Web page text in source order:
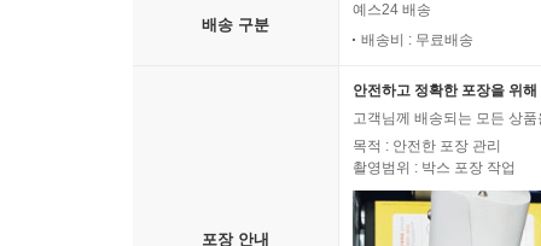
“더없이 매력적이다! 이 책은 오랫동안 정의를 실
다루고 있는 주제는 묵직하지만, 그 내용은 놀라
“법률과 제도는 사실상 그것을 만들고 적용하는
배송 구분
예스24 배송
배송비 : 무료배송
포장 안내
안전하고 정확한 포장을 위
고객님께 배송되는 모든 상
목적 : 안전한 포장 관리
촬영범위 : 박스 포장 작업